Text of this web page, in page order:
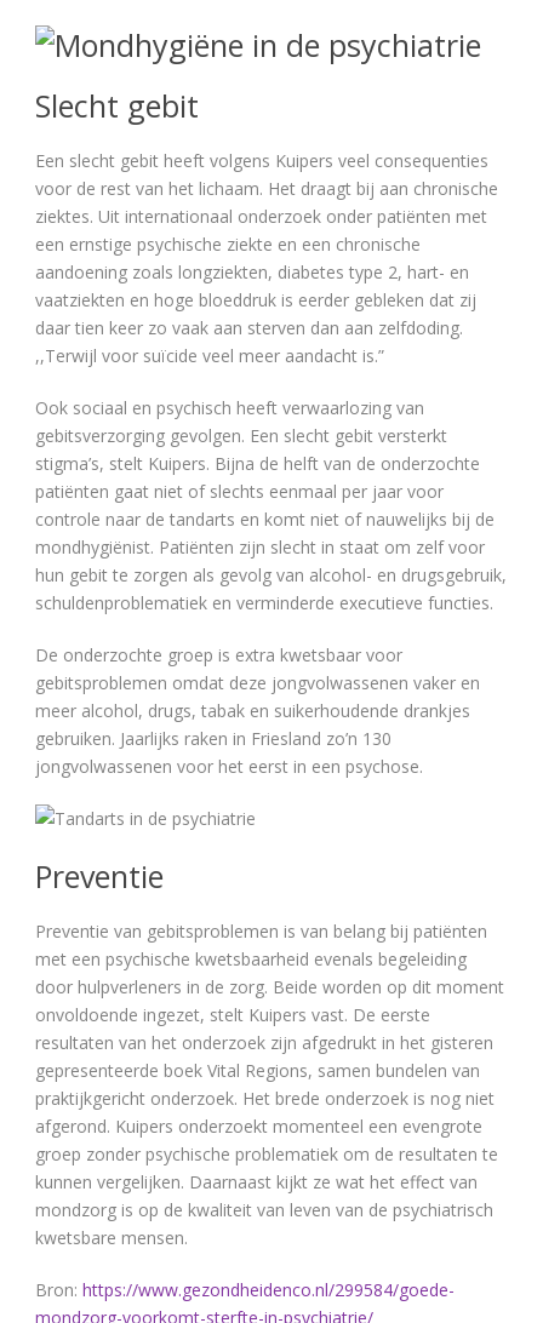
Slecht gebit
Een slecht gebit heeft volgens Kuipers veel consequenties
voor de rest van het lichaam. Het draagt bij aan chronische
ziektes. Uit internationaal onderzoek onder patiënten met
een ernstige psychische ziekte en een chronische
aandoening zoals longziekten, diabetes type 2, hart- en
vaatziekten en hoge bloeddruk is eerder gebleken dat zij
daar tien keer zo vaak aan sterven dan aan zelfdoding.
,,Terwijl voor suïcide veel meer aandacht is.”
Ook sociaal en psychisch heeft verwaarlozing van
gebitsverzorging gevolgen. Een slecht gebit versterkt
stigma’s, stelt Kuipers. Bijna de helft van de onderzochte
patiënten gaat niet of slechts eenmaal per jaar voor
controle naar de tandarts en komt niet of nauwelijks bij de
mondhygiënist. Patiënten zijn slecht in staat om zelf voor
hun gebit te zorgen als gevolg van alcohol- en drugsgebruik,
schuldenproblematiek en verminderde executieve functies.
De onderzochte groep is extra kwetsbaar voor
gebitsproblemen omdat deze jongvolwassenen vaker en
meer alcohol, drugs, tabak en suikerhoudende drankjes
gebruiken. Jaarlijks raken in Friesland zo’n 130
jongvolwassenen voor het eerst in een psychose.
Preventie
Preventie van gebitsproblemen is van belang bij patiënten
met een psychische kwetsbaarheid evenals begeleiding
door hulpverleners in de zorg. Beide worden op dit moment
onvoldoende ingezet, stelt Kuipers vast. De eerste
resultaten van het onderzoek zijn afgedrukt in het gisteren
gepresenteerde boek Vital Regions, samen bundelen van
praktijkgericht onderzoek. Het brede onderzoek is nog niet
afgerond. Kuipers onderzoekt momenteel een evengrote
groep zonder psychische problematiek om de resultaten te
kunnen vergelijken. Daarnaast kijkt ze wat het effect van
mondzorg is op de kwaliteit van leven van de psychiatrisch
kwetsbare mensen.
Bron: https://www.gezondheidenco.nl/299584/goede-
mondzorg-voorkomt-sterfte-in-psychiatrie/